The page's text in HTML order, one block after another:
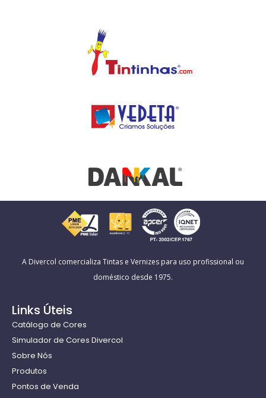
A Divercol comercializa Tintas e Vernizes para uso profissional ou
doméstico desde 1975.
Links Úteis
Catálogo de Cores
Simulador de Cores Divercol
Sobre Nós
Produtos
Pontos de Venda